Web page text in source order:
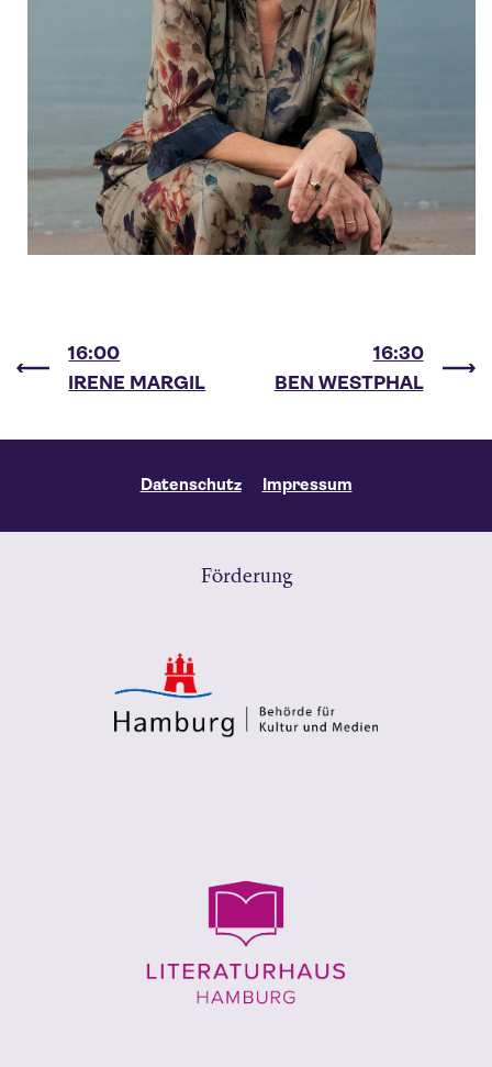
16:00
IRENE MARGIL
16:30
BEN WESTPHAL
Datenschutz Impressum
Förderung